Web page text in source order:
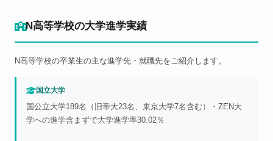
N高等学校の大学進学実績
N高等学校の卒業生の主な進学先・就職先をご紹介します。
国立大学
国公立大学189名（旧帝大23名、東京大学7名含む）・ZEN大
学への進学含まずで大学進学率30.02％